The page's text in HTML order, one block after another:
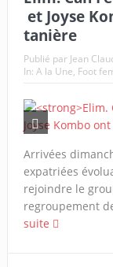
et Joyse
tanière
Publié par Jean
In: A la Une, Foot
Arrivées
expatriées
rejoindre le
regroupement
suite